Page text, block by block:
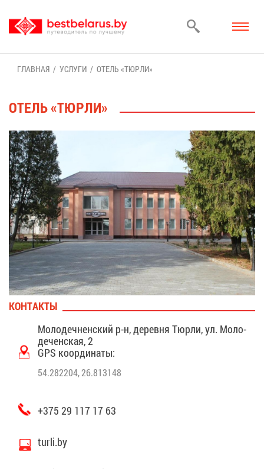
ГЛАВ­НАЯ УСЛУ­ГИ ОТЕЛЬ «ТЮР­ЛИ»
ОТЕЛЬ «ТЮР­ЛИ»
КОН­ТАК­ТЫ
Мо­ло­деч­нен­ский р-н, де­рев­ня Тюр­ли, ул. Мо­ло­
де­чен­ская, 2
GPS ко­ор­ди­на­ты:
54.282204, 26.813148
+375 29 117 17 63
turli.by